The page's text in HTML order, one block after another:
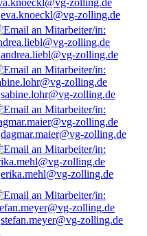
eva.knoeckl@vg-zolling.de
andrea.liebl@vg-zolling.de
sabine.lohr@vg-zolling.de
dagmar.maier@vg-zolling.de
erika.mehl@vg-zolling.de
stefan.meyer@vg-zolling.de